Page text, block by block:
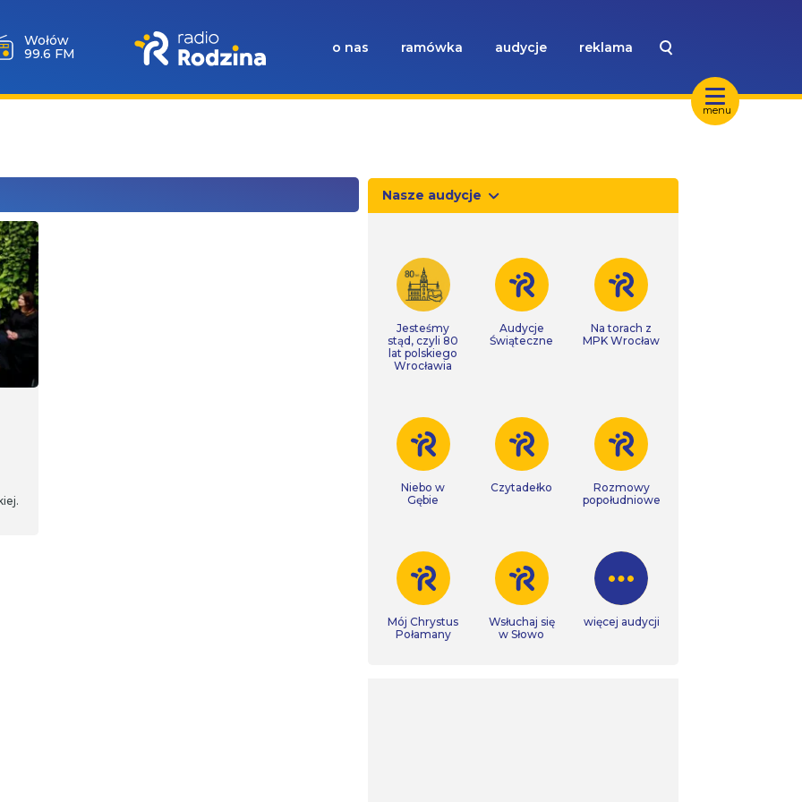
menu
Wołów
99.6 FM
o nas ramówka audycje reklama
Nasze audycje
Jesteśmy
stąd, czyli 80
lat polskiego
Wrocławia
Audycje
Świąteczne
Na torach z
MPK Wrocław
Niebo w
Gębie
Czytadełko
Rozmowy
popołudniowe
Mój Chrystus
Połamany
Wsłuchaj się
w Słowo
więcej audycji